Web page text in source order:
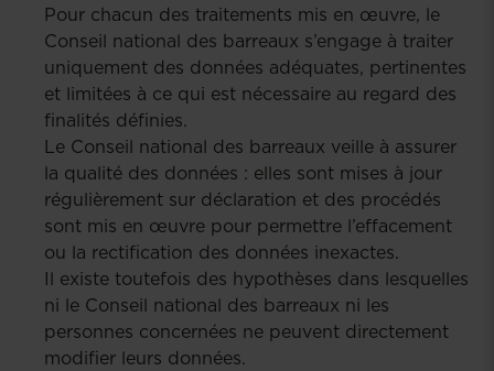
Pour chacun des traitements mis en œuvre, le
Conseil national des barreaux s’engage à traiter
uniquement des données adéquates, pertinentes
et limitées à ce qui est nécessaire au regard des
finalités définies.
Le Conseil national des barreaux veille à assurer
la qualité des données : elles sont mises à jour
régulièrement sur déclaration et des procédés
sont mis en œuvre pour permettre l’effacement
ou la rectification des données inexactes.
Il existe toutefois des hypothèses dans lesquelles
ni le Conseil national des barreaux ni les
personnes concernées ne peuvent directement
modifier leurs données.